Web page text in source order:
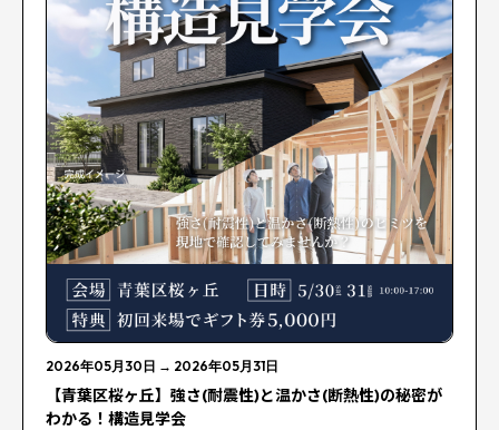
2026年05月30日 → 2026年05月31日
【青葉区桜ヶ丘】強さ(耐震性)と温かさ(断熱性)の秘密が
わかる！構造見学会